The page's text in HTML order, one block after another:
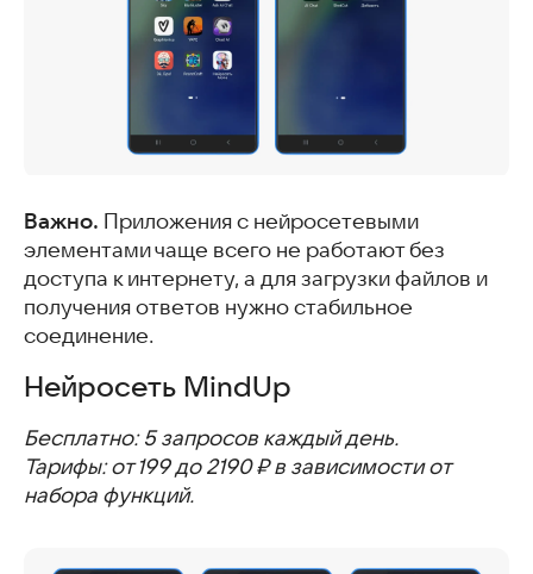
GigaBot Chat AI Assistant App
Quizlet: AI-powered Flashcards
Интересные статьи
Важно. Приложения с нейросетевыми
элементами чаще всего не работают без
доступа к интернету, а для загрузки файлов и
получения ответов нужно стабильное
соединение.
Нейросеть MindUp
Бесплатно: 5 запросов каждый день.
Тарифы: от 199 до 2190 ₽ в зависимости от
набора функций.